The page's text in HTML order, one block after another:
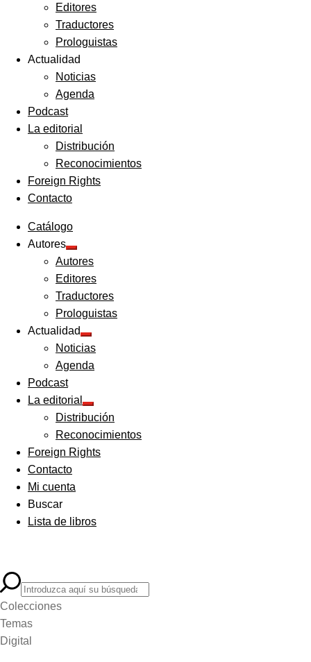
Editores
Traductores
Prologuistas
Actualidad
Noticias
Agenda
Podcast
La editorial
Distribución
Reconocimientos
Foreign Rights
Contacto
Catálogo
Autores
Expandir
el
menú
hijo
Autores
Editores
Traductores
Prologuistas
Actualidad
Expandir
el
menú
hijo
Noticias
Agenda
Podcast
La editorial
Expandir
el
menú
hijo
Distribución
Reconocimientos
Foreign Rights
Contacto
Mi cuenta
Buscar
Lista de libros
Colecciones
Temas
Digital